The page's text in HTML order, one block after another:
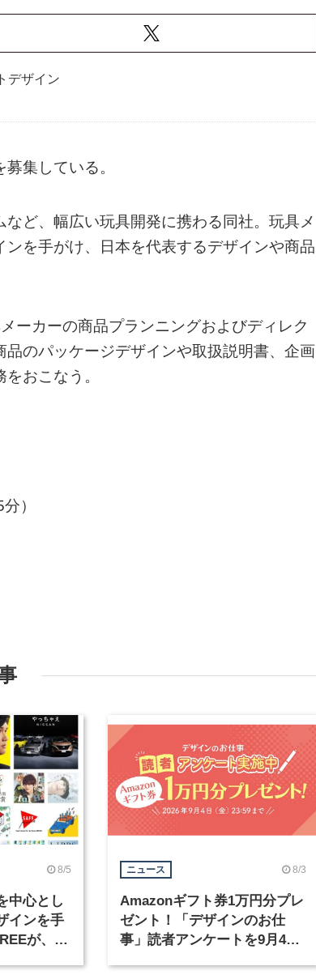
デザイン
集している。
ど、幅広い玩具開発に携わる同社。玩具メ
を手がけ、日本を代表するデザインや商品
ーカーの商品プランニングおよびディレク
のパッケージデザインや取扱説明書、企画
おこなう。
）
8/5
中心とし
インを手
が、グ
ニュース 8/3
Amazonギフト券1万円分プレ
ゼント！「デザインのお仕
事」読者アンケートを9月4日